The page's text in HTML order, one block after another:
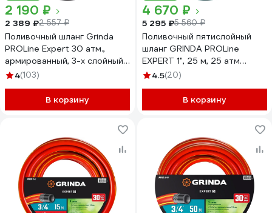
2 190 ₽
2 389 ₽2 557 ₽
Поливочный шланг Grinda
PROLine Expert 30 атм.,
армированный, 3-х слойный,
3/4х25м 8-429005-3/4-
4(103)
В корзину
4 670 ₽
5 295 ₽5 560 ₽
Поливочный пятислойный
шланг GRINDA PROLine
EXPERT 1", 25 м, 25 атм
429007-1-25
4.5(20)
В корзину